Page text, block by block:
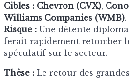
Cibles : Chevron (CVX),
Williams Companies (WMB).
Risque : Une détente
ferait rapidement retomber
spéculatif sur le secteur.
Thèse : Le retour des